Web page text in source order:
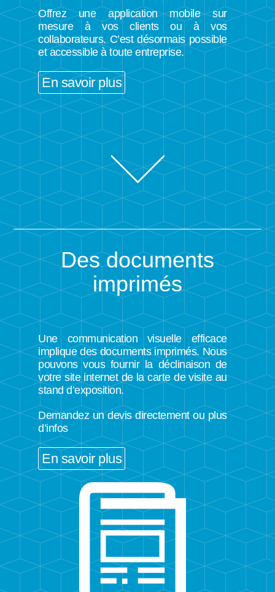
Offrez une application mobile sur
mesure à vos clients ou à vos
collaborateurs. C’est désormais possible
et accessible à toute entreprise.
En savoir plus
Des documents
imprimés
Une communication visuelle efficace
implique des documents imprimés. Nous
pouvons vous fournir la déclinaison de
votre site internet de la carte de visite au
stand d’exposition.
Demandez un devis directement ou plus
d’infos
En savoir plus